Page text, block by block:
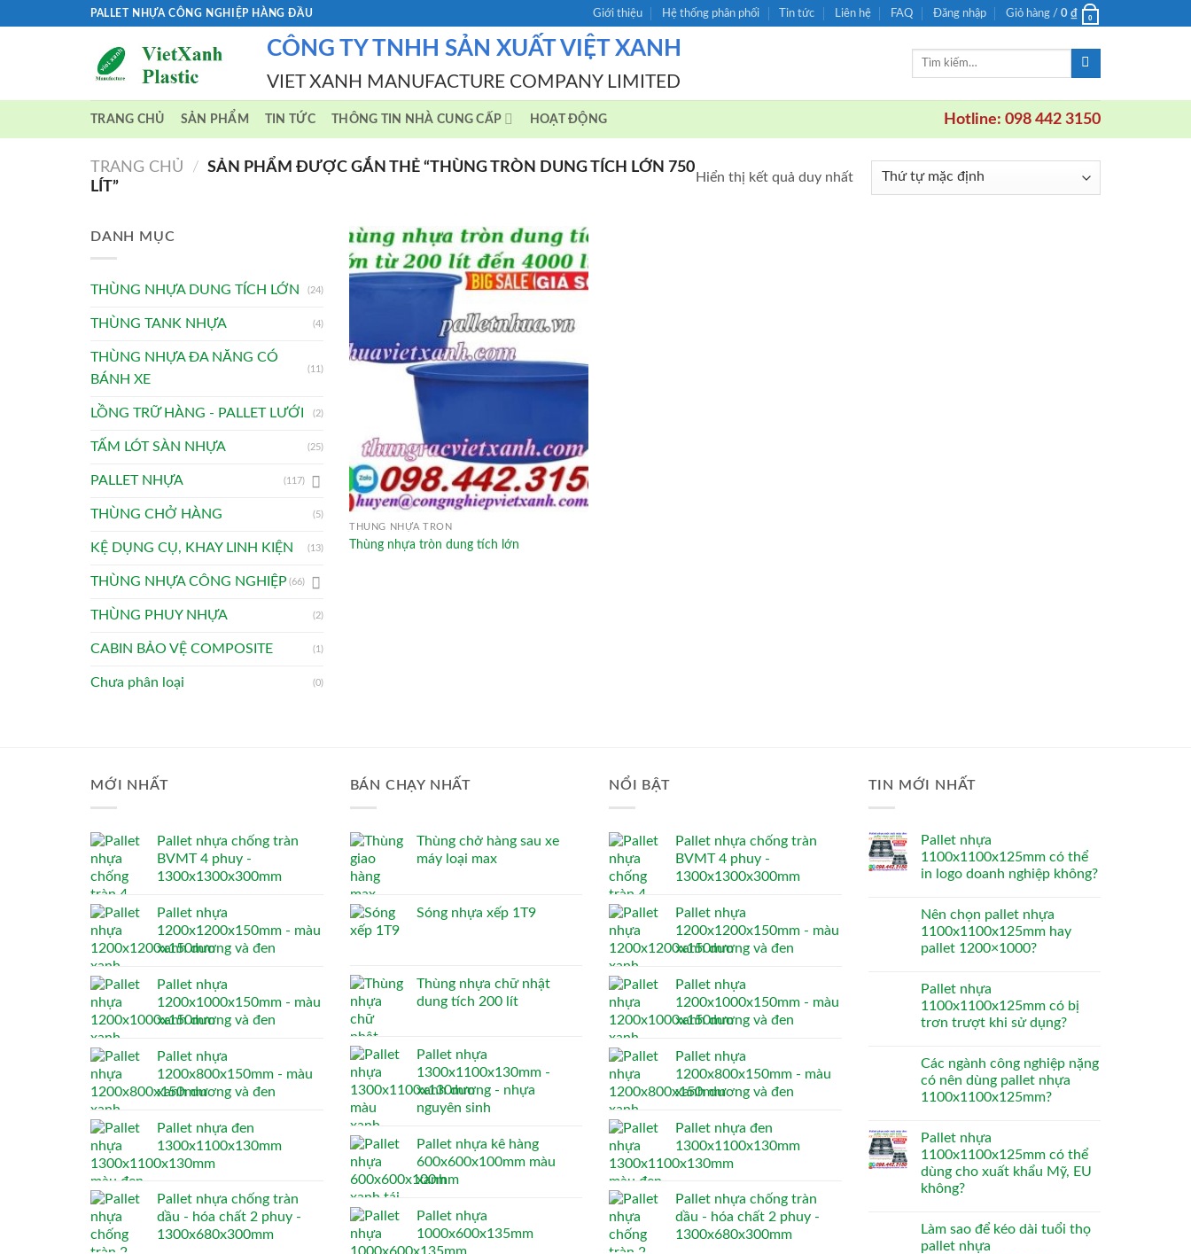
PALLET NHỰA CÔNG NGHIỆP HÀNG ĐẦU Giới thiệu Hệ thống phân phối Tin tức Liên hệ FAQ Đăng nhập Giỏ hàng / 0 ₫ 0
CÔNG TY TNHH SẢN XUẤT VIỆT XANH
VIET XANH MANUFACTURE COMPANY LIMITED
Tìm
TRANG CHỦ SẢN PHẨM TIN TỨC THÔNG TIN NHÀ CUNG CẤP HOẠT ĐỘNG Hotline: 098 442 3150
TRANG CHỦ / SẢN PHẨM ĐƯỢC GẮN THẺ “THÙNG TRÒN DUNG TÍCH LỚN 750
LÍT”
Hiển thị kết quả duy nhất
DANH MỤC
THÙNG NHỰA DUNG TÍCH LỚN (24)
THÙNG TANK NHỰA (4)
THÙNG NHỰA ĐA NĂNG CÓ
BÁNH XE
(11)
LỒNG TRỮ HÀNG - PALLET LƯỚI (2)
TẤM LÓT SÀN NHỰA (25)
PALLET NHỰA (117)
THÙNG CHỞ HÀNG (5)
KỆ DỤNG CỤ, KHAY LINH KIỆN (13)
THÙNG NHỰA CÔNG NGHIỆP(66)
THÙNG PHUY NHỰA (2)
CABIN BẢO VỆ COMPOSITE (1)
Chưa phân loại (0)
THÙNG NHỰA TRÒN
Thùng nhựa tròn dung tích lớn
MỚI NHẤT
Pallet nhựa chống tràn
BVMT 4 phuy -
1300x1300x300mm
Pallet nhựa
1200x1200x150mm - màu
xanh dương và đen
Pallet nhựa
1200x1000x150mm - màu
xanh dương và đen
Pallet nhựa
1200x800x150mm - màu
xanh dương và đen
Pallet nhựa đen
1300x1100x130mm
Pallet nhựa chống tràn
dầu - hóa chất 2 phuy -
1300x680x300mm
BÁN CHẠY NHẤT
Thùng chở hàng sau xe
máy loại max
Sóng nhựa xếp 1T9
Thùng nhựa chữ nhật
dung tích 200 lít
Pallet nhựa
1300x1100x130mm -
xanh dương - nhựa
nguyên sinh
Pallet nhựa kê hàng
600x600x100mm màu
xanh
Pallet nhựa
1000x600x135mm
NỔI BẬT
Pallet nhựa chống tràn
BVMT 4 phuy -
1300x1300x300mm
Pallet nhựa
1200x1200x150mm - màu
xanh dương và đen
Pallet nhựa
1200x1000x150mm - màu
xanh dương và đen
Pallet nhựa
1200x800x150mm - màu
xanh dương và đen
Pallet nhựa đen
1300x1100x130mm
Pallet nhựa chống tràn
dầu - hóa chất 2 phuy -
1300x680x300mm
TIN MỚI NHẤT
Pallet nhựa
1100x1100x125mm có thể
in logo doanh nghiệp không?
Nên chọn pallet nhựa
1100x1100x125mm hay
pallet 1200×1000?
Pallet nhựa
1100x1100x125mm có bị
trơn trượt khi sử dụng?
Các ngành công nghiệp nặng
có nên dùng pallet nhựa
1100x1100x125mm?
Pallet nhựa
1100x1100x125mm có thể
dùng cho xuất khẩu Mỹ, EU
không?
Làm sao để kéo dài tuổi thọ
pallet nhựa